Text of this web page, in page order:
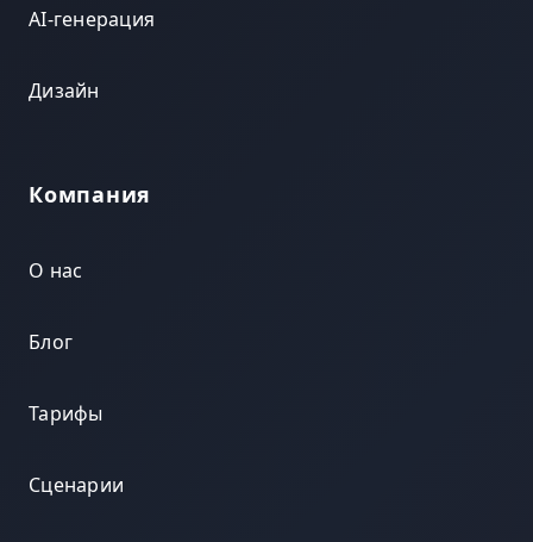
AI-генерация
Дизайн
Компания
О нас
Блог
Тарифы
Сценарии